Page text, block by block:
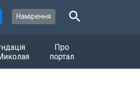
Намірення
Про
портал